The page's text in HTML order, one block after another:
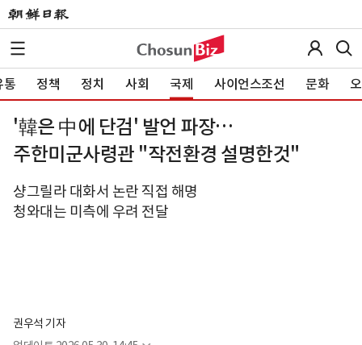
통 정책 정치 사회 국제 사이언스조선 문화
'韓은 中에 단검' 발언 파장…
주한미군사령관 "작전환경 설명한것"
샹그릴라 대화서 논란 직접 해명
청와대는 미측에 우려 전달
권우석 기자